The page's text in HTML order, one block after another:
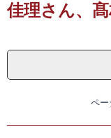
佳理さん、髙
ペー